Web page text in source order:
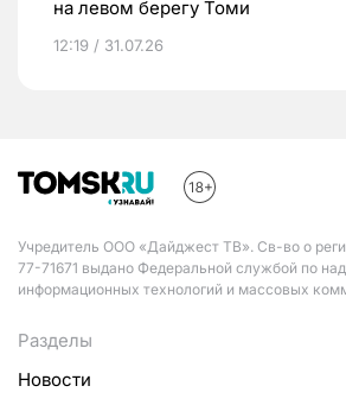
на левом берегу Томи
12:19 / 31.07.26
Учредитель ООО «Дайджест ТВ». Св-во о
77-71671 выдано Федеральной службой по
информационных технологий и массовых
Разделы
Новости